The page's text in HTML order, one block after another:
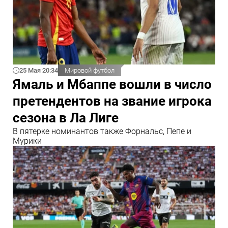
25 Мая 20:34 Мировой футбол
Ямаль и Мбаппе вошли в число
претендентов на звание игрока
сезона в Ла Лиге
В пятерке номинантов также Форнальс, Пепе и
Мурики